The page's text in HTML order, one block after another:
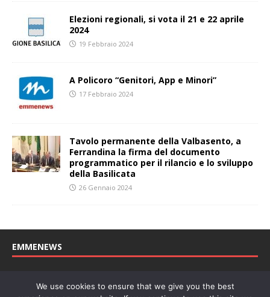
Elezioni regionali, si vota il 21 e 22 aprile
2024
19 Febbraio 2024
A Policoro “Genitori, App e Minori”
17 Febbraio 2024
Tavolo permanente della Valbasento, a
Ferrandina la firma del documento
programmatico per il rilancio e lo sviluppo
della Basilicata
26 Gennaio 2024
EMMENEWS
27/04/2011. Direttore Responsabile: Concetta Monzo, Editore: Deah
We use cookies to ensure that we give you the best